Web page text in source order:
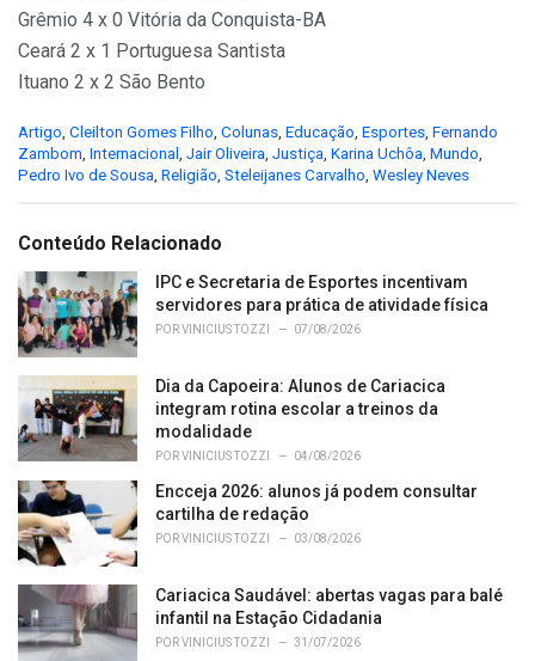
Grêmio 4 x 0 Vitória da Conquista-BA
Ceará 2 x 1 Portuguesa Santista
Ituano 2 x 2 São Bento
C
a
t
o
i
e
s
:
Artigo, Cleilton Gomes Filho, Colunas, Educação, Esportes, Fernando
Zambom, Internacional , Jair Oliveira, Justiça, Karina Uchôa, Mundo,
Pedro Ivo de Sousa, Religião, Steleijanes Carvalho, Wesley Neves
Conteúdo Relacionado
IPC e Secretaria de Esportes incentivam
servidores para prática de atividade física
PORVINICIUS TOZZI 07/08/2026
Dia da Capoeira: Alunos de Cariacica
integram rotina escolar a treinos da
modalidade
PORVINICIUS TOZZI 04/08/2026
Encceja 2026: alunos já podem consultar
cartilha de redação
PORVINICIUS TOZZI 03/08/2026
Cariacica Saudável: abertas vagas para balé
infantil na Estação Cidadania
PORVINICIUS TOZZI 31/07/2026